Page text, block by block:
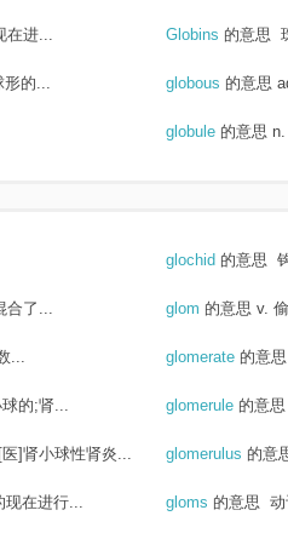
在进... Globins 的意思
形的... globous 的意思
globule 的意思
glochid 的意思
合了... glom 的意思 v.
... glomerate 的意思
的;肾... glomerule 的意思
]肾小球性肾炎... glomerulus 的意
现在进行... gloms 的意思